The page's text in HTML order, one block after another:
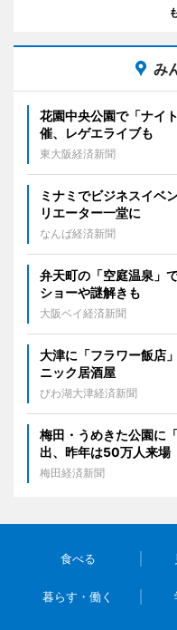
み
花園中央公園で「ナイ
催、レゲエライブも
東大阪経済新聞
ミナミでビジネスイベ
リエーター一堂に
なんば経済新聞
弁天町の「空庭温泉」
ショーや謎解きも
大阪ベイ経済新聞
大津に「フラワー飯店
ニック居酒屋
びわ湖大津経済新聞
梅田・うめきた公園に
出、昨年は50万人来場
梅田経済新聞
食べる
暮らす・働く